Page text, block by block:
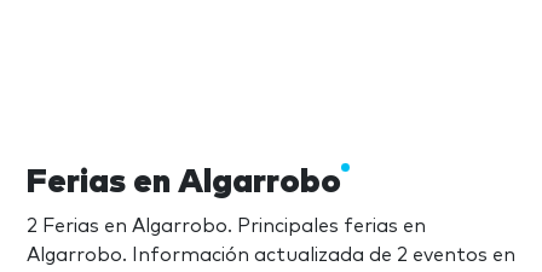
Ferias en Algarrobo
2 Ferias en Algarrobo. Principales ferias en
Algarrobo. Información actualizada de 2 eventos en